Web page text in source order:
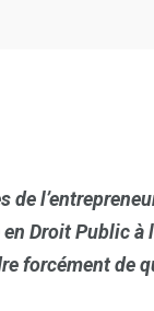
Droit Public
forcément de